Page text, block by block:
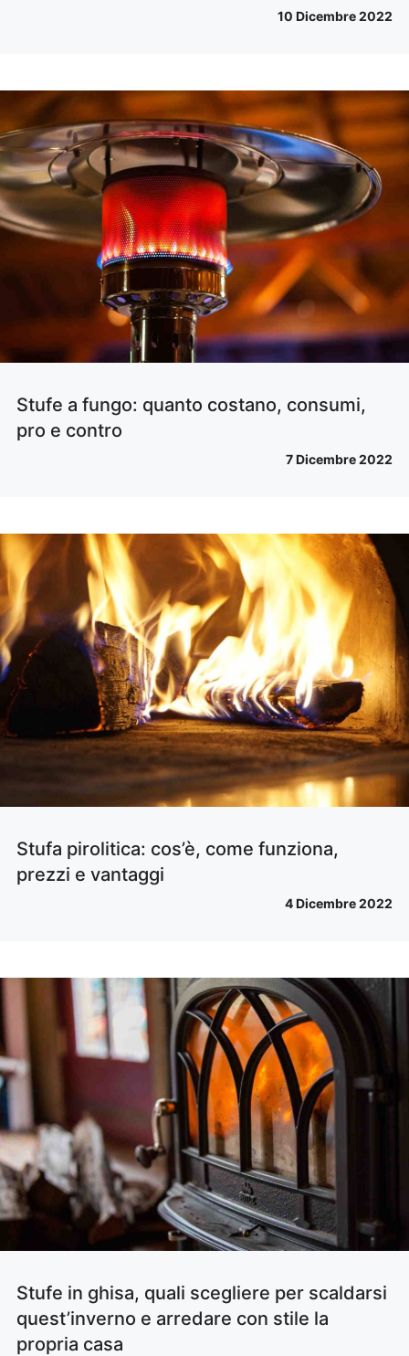
10 Dicembre 2022
Stufe a fungo: quanto costano, consumi,
pro e contro
7 Dicembre 2022
Stufa pirolitica: cos’è, come funziona,
prezzi e vantaggi
4 Dicembre 2022
Stufe in ghisa, quali scegliere per scaldarsi
quest’inverno e arredare con stile la
propria casa